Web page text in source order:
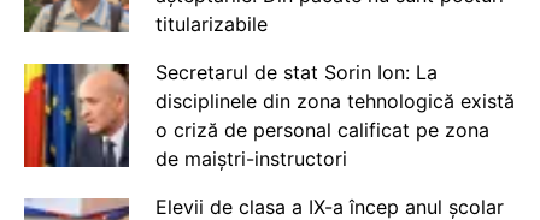
titularizabile
Secretarul de stat Sorin Ion: La
disciplinele din zona tehnologică există
o criză de personal calificat pe zona
de maiștri-instructori
Elevii de clasa a IX-a încep anul școlar